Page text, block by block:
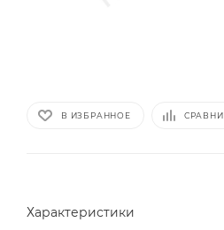
В ИЗБРАННОЕ
Характеристики